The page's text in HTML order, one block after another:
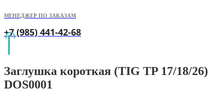
МЕНЕДЖЕР ПО ЗАКАЗАМ
+7 (985) 441-42-68
Заглушка короткая (TIG TP 17/18/26)
DOS0001